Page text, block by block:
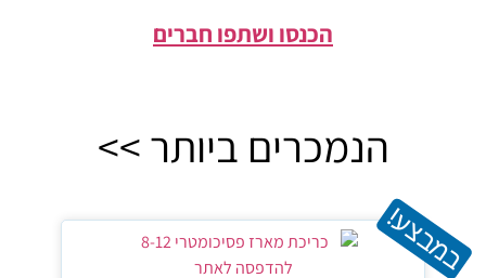
הכנסו ושתפו חברים
הנמכרים ביותר >>
במבצע!